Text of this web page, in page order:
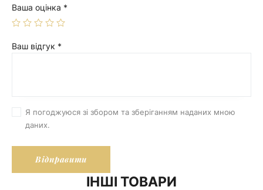
Ваша оцінка *
Ваш відгук *
Я погоджуюся зі збором та зберіганням наданих мною
даних.
ІНШІ ТОВАРИ